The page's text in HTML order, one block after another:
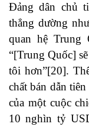
Đảng dân chủ
thẳng dường
quan hệ Trung
“[Trung Quốc]
tôi hơn”[20].
chất bán dẫn
của một cuộc
10 nghìn tỷ